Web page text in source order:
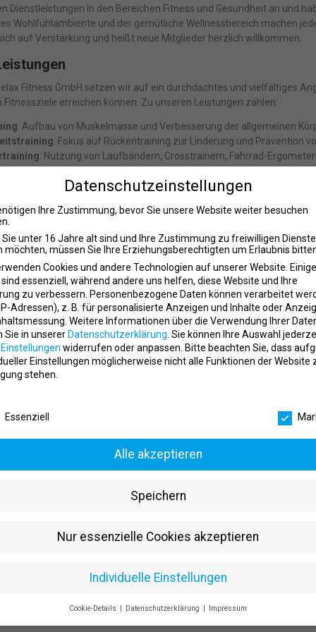
Dienstleistungen in den Bereichen Fitness und Gesundheit an und
Wohlfühlambiente und der gemütliche Wellnessbereich machen
auf Verstärkung und heißt neue Mitglieder herzlich willkommen.
Fitness GmbH setzen wir auf ein durchdachtes und vielfältiges
Fitnessziele erreichen können. Zu unseren Leistungen zählen:
: Aufbau von Muskelmasse und Verbesserung der allgemeinen
: Fokus auf Rückentraining zur Linderung und Prävention
: Nutzung von Laufbändern, Crosstrainern, Fahrrad-
: Individuelle Betreuung durch motivierende und fachkundige
: Betreuung durch erfahrene Trainer mit über 100 Jahren
: Effektives Muskeltraining durch elektrische Muskelstimulation.
: Vielfältige Kurse wie Bodyforming, Spinning, Rückenfit und Yoga.
mit Wechselangebot: Flexible Mitgliedschaftspakete,
Betreuung
stehen bei uns im Mittelpunkt. Durch persönliche Betreuung
zu erreichen. Unsere Trainer sind bekannt für ihr freundliches
der Trainingsfläche.
können sich durch einen 3D-Rundgang einen ersten Eindruck von
Möglichkeit, unser Angebot unverbindlich kennenzulernen.
Freitag
Sonntag
uns und werden Sie Teil unseres engagierten Teams bei Aktiv &
und gesünderen Lebensstil zu verhelfen.
Datenschutzeinstellungen
Ihre Zustimmung, bevor Sie unsere Website weiter besuchen
Sie unter 16 Jahre alt sind und Ihre Zustimmung zu freiwilligen
möchten, müssen Sie Ihre Erziehungsberechtigten um Erlaubnis
Cookies und andere Technologien auf unserer Website.
essenziell, während andere uns helfen, diese Website und Ihre
zu verbessern. Personenbezogene Daten können verarbeitet
Adressen), z. B. für personalisierte Anzeigen und Inhalte oder
Weitere Informationen über die Verwendung Ihrer
Sie in unserer Datenschutzerklärung. Sie können Ihre Auswahl
Einstellungen widerrufen oder anpassen. Bitte beachten Sie, dass
Einstellungen möglicherweise nicht alle Funktionen der Website
stehen.
Essenziell
Alle akzeptieren
Speichern
Nur essenzielle Cookies akzeptieren
Individuelle Einstellungen
Cookie-Details Datenschutzerklärung Impressum
Datenschutzeinstellungen